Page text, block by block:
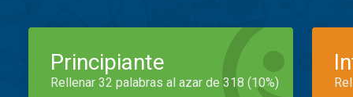
Principiante
Rellenar 32 palabras al azar de 318 (10%)